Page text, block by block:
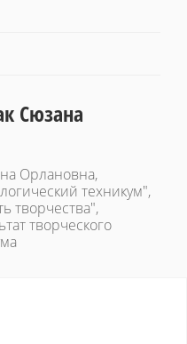
Сюзана
Орлановна,
техникум",
творчества",
творческого